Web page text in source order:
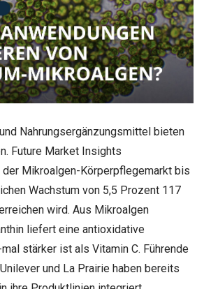
Nahrungsergänzungsmittel bieten
Future Market Insights
Mikroalgen-Körperpflegemarkt bis
Wachstum von 5,5 Prozent 117
wird. Aus Mikroalgen
liefert eine antioxidative
stärker ist als Vitamin C. Führende
und La Prairie haben bereits